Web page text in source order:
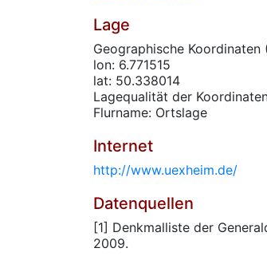
Lage
Geographische Koordinaten
lon: 6.771515
lat: 50.338014
Lagequalität der
Flurname: Ortslage
Internet
http://www.uexheim.de/
Datenquellen
[1] Denkmalliste der
2009.